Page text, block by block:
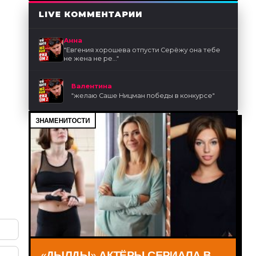
LIVE КОММЕНТАРИИ
Анна
"Евгения хорошева отпусти Серёжу она тебе
не жена не ре..."
Валентина
"желаю Саше Ницман победы в конкурсе"
ЗНАМЕНИТОСТИ